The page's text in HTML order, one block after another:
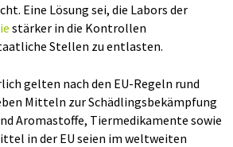
Eine Lösung sei, die Labors der
stärker in die Kontrollen
Stellen zu entlasten.
gelten nach den EU-Regeln rund
Mitteln zur Schädlingsbekämpfung
Aromastoffe, Tiermedikamente sowie
in der EU seien im weltweiten